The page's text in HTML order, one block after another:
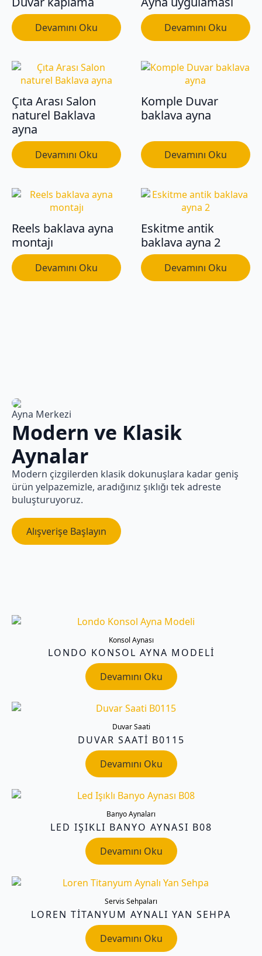
Devamını Oku Devamını Oku
Çıta Arası Salon
naturel Baklava
ayna
Devamını Oku
Komple Duvar
baklava ayna
Devamını Oku
Reels baklava ayna
montajı
Devamını Oku
Eskitme antik
baklava ayna 2
Devamını Oku
Ayna Merkezi
Modern ve Klasik
Aynalar
Modern çizgilerden klasik dokunuşlara kadar geniş
ürün yelpazemizle, aradığınız şıklığı tek adreste
buluşturuyoruz.
Alışverişe Başlayın
Konsol Aynası
LONDO KONSOL AYNA MODELI
Devamını Oku
Duvar Saati
DUVAR SAATI B0115
Devamını Oku
Banyo Aynaları
LED IŞIKLI BANYO AYNASI B08
Devamını Oku
Servis Sehpaları
LOREN TITANYUM AYNALI YAN SEHPA
Devamını Oku